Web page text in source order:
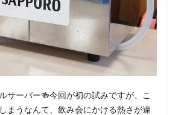
サーバー🍻今回が初の試みですが、こ
まうなんて、飲み会にかける熱さが違